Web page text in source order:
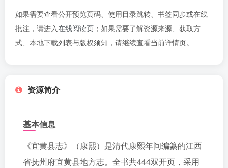
如果需要查看公开预览页码、使用目录跳转、书签同步或在线
批注，请进入在线阅读页 ；如果需要了解资源来源、获取方
式、本地下载列表与版权须知，请继续查看当前详情页。
资源简介
基本信息
《宜黄县志》（康熙）是清代康熙年间编纂的江西
省抚州府宜黄县地方志。全书共444双开页，采用